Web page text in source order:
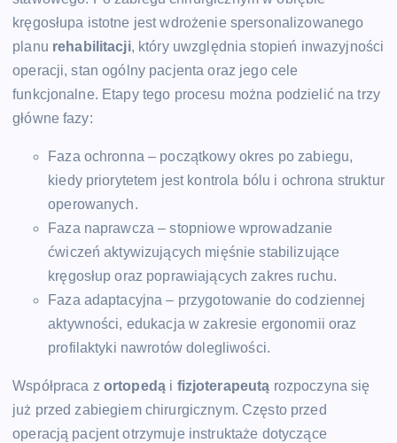
kręgosłupa istotne jest wdrożenie spersonalizowanego
planu rehabilitacji, który uwzględnia stopień inwazyjności
operacji, stan ogólny pacjenta oraz jego cele
funkcjonalne. Etapy tego procesu można podzielić na trzy
główne fazy:
Faza ochronna – początkowy okres po zabiegu,
kiedy priorytetem jest kontrola bólu i ochrona struktur
operowanych.
Faza naprawcza – stopniowe wprowadzanie
ćwiczeń aktywizujących mięśnie stabilizujące
kręgosłup oraz poprawiających zakres ruchu.
Faza adaptacyjna – przygotowanie do codziennej
aktywności, edukacja w zakresie ergonomii oraz
profilaktyki nawrotów dolegliwości.
Współpraca z ortopedą i fizjoterapeutą rozpoczyna się
już przed zabiegiem chirurgicznym. Często przed
operacją pacjent otrzymuje instruktaże dotyczące